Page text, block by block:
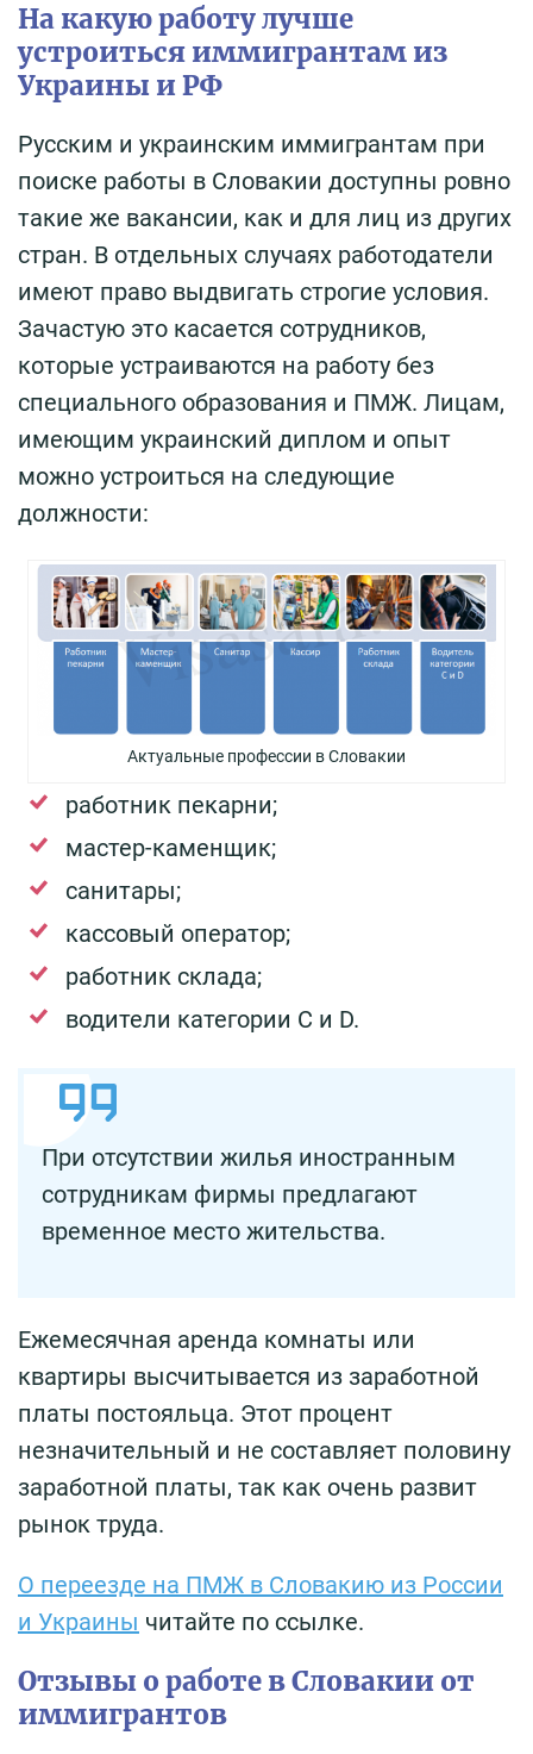
На какую работу лучше
устроиться иммигрантам из
Украины и РФ
Русским и украинским иммигрантам при
поиске работы в Словакии доступны ровно
такие же вакансии, как и для лиц из других
стран. В отдельных случаях работодатели
имеют право выдвигать строгие условия.
Зачастую это касается сотрудников,
которые устраиваются на работу без
специального образования и ПМЖ. Лицам,
имеющим украинский диплом и опыт
можно устроиться на следующие
должности:
Актуальные профессии в Словакии
работник пекарни;
мастер-каменщик;
санитары;
кассовый оператор;
работник склада;
водители категории С и D.
При отсутствии жилья иностранным
сотрудникам фирмы предлагают
временное место жительства.
Ежемесячная аренда комнаты или
квартиры высчитывается из заработной
платы постояльца. Этот процент
незначительный и не составляет половину
заработной платы, так как очень развит
рынок труда.
О переезде на ПМЖ в Словакию из России
и Украины читайте по ссылке.
Отзывы о работе в Словакии от
иммигрантов